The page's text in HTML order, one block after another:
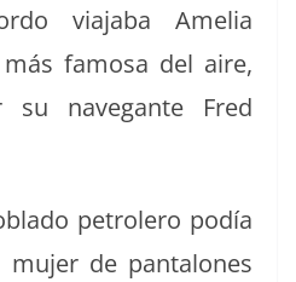
via­ja­ba Amelia
famosa del aire,
su nave­g­ante Fred
petrolero podía
mujer de pan­talones